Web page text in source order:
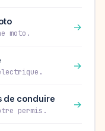
moto.
→
→
de conduire
permis.
→